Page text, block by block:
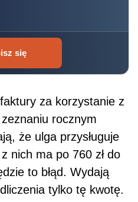
się
za korzystanie z
rocznym
że ulga przysługuje
nich ma po 760 zł do
to błąd. Wydają
tylko tę kwotę.